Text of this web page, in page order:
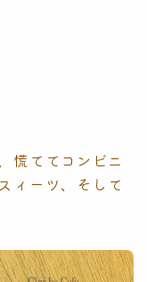
慌ててコンビニ
ィーツ、そして